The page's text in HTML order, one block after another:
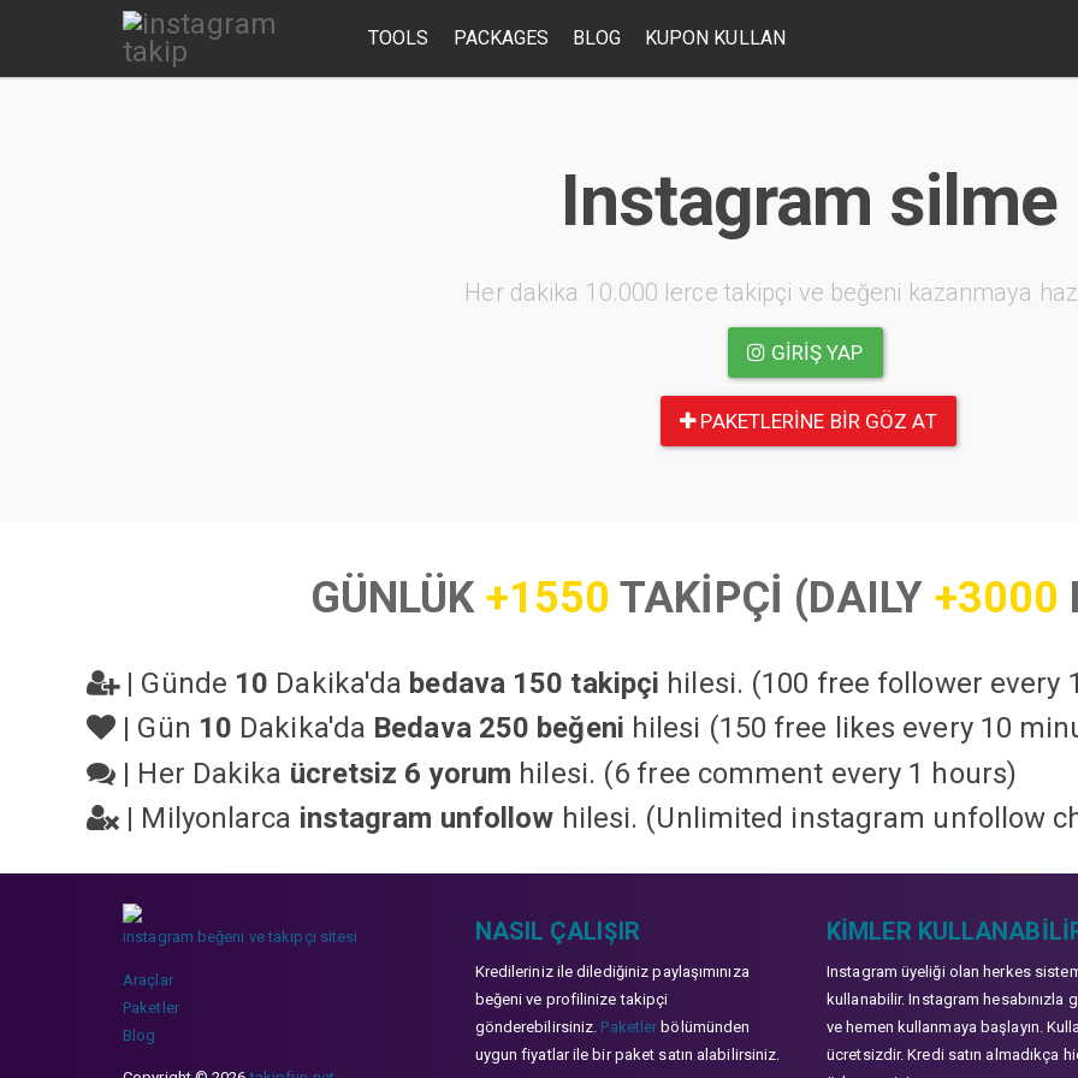
TOOLS PACKAGES BLOG KUPON KULLAN
Instagram silme
Her dakika 10.000 lerce takipçi ve beğeni kazanmaya
GIRIŞ YAP
PAKETLERINE BIR GÖZ AT
GÜNLÜK +1550 TAKİPÇİ (DAILY +3000
| Günde 10 Dakika'da bedava 150 takipçi hilesi. (100 free follower every
| Gün 10 Dakika'da Bedava 250 beğeni hilesi (150 free likes every 10
| Her Dakika ücretsiz 6 yorum hilesi. (6 free comment every 1 hours)
| Milyonlarca instagram unfollow hilesi. (Unlimited instagram unfollow
instagram beğeni ve takipçi sitesi
Araçlar
Paketler
Blog
NASIL ÇALIŞIR
Kredileriniz ile dilediğiniz paylaşımınıza
beğeni ve profilinize takipçi
gönderebilirsiniz. Paketler bölümünden
uygun fiyatlar ile bir paket satın alabilirsiniz.
KIMLER
Instagram üyeliği olan herkes
kullanabilir. Instagram hesabınızla
ve hemen kullanmaya başlayın.
ücretsizdir. Kredi satın almadıkça